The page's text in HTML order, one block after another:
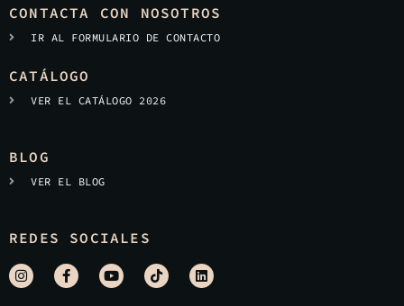
CONTACTA CON NOSOTROS
IR AL FORMULARIO DE CONTACTO
CATÁLOGO
VER EL CATÁLOGO 2026
BLOG
VER EL BLOG
REDES SOCIALES